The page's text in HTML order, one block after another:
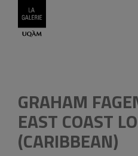
GRAHAM
EAST COAST
(CARIBBEAN)